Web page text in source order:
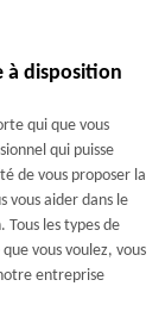
à disposition
qui que vous
qui puisse
de vous proposer la
vous aider dans le
Tous les types de
vous voulez, vous
entreprise